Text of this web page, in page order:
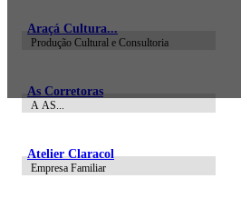
Araçá Cultura...
Produção Cultural e Consultoria
As Corretoras
A AS...
Atelier Claracol
Empresa Familiar